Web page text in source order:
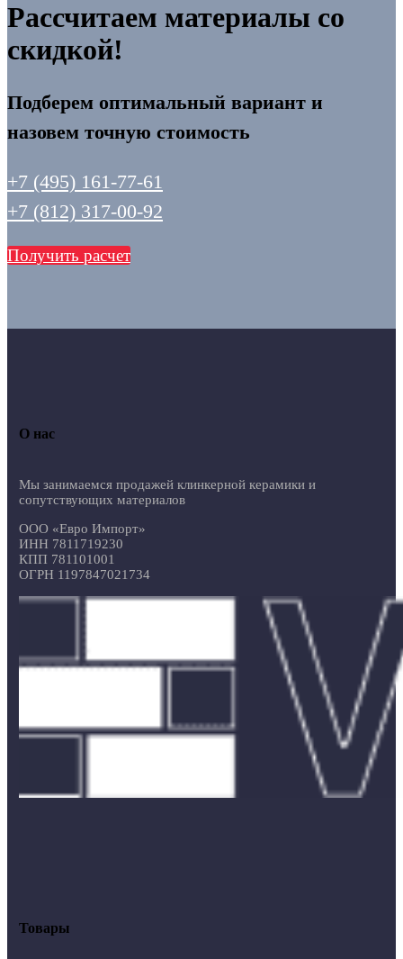
Рассчитаем материалы со
скидкой!
Подберем оптимальный вариант и
назовем точную стоимость
+7 (495) 161-77-61
+7 (812) 317-00-92
Получить расчет
О нас
Мы занимаемся продажей клинкерной керамики и
сопутствующих материалов
ООО «Евро Импорт»
ИНН 7811719230
КПП 781101001
ОГРН 1197847021734
Товары